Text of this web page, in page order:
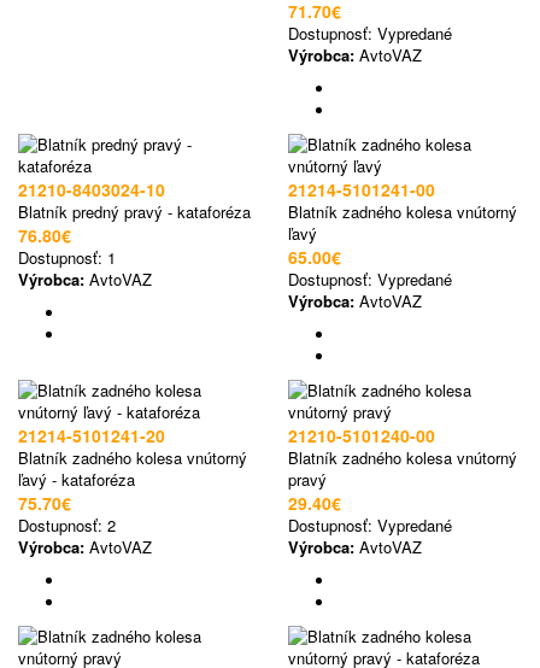
71.70€
Dostupnosť: Vypredané
Výrobca: AvtoVAZ
21210-8403024-10
Blatník predný pravý - kataforéza
76.80€
Dostupnosť: 1
Výrobca: AvtoVAZ
21214-5101241-00
Blatník zadného kolesa vnútorný
ľavý
65.00€
Dostupnosť: Vypredané
Výrobca: AvtoVAZ
21214-5101241-20
Blatník zadného kolesa vnútorný
ľavý - kataforéza
75.70€
Dostupnosť: 2
Výrobca: AvtoVAZ
21210-5101240-00
Blatník zadného kolesa vnútorný
pravý
29.40€
Dostupnosť: Vypredané
Výrobca: AvtoVAZ